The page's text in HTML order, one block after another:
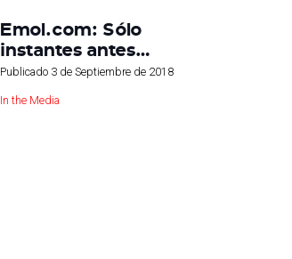
Emol.com: Sólo
instantes antes…
Publicado 3 de Septiembre de 2018
In the Media